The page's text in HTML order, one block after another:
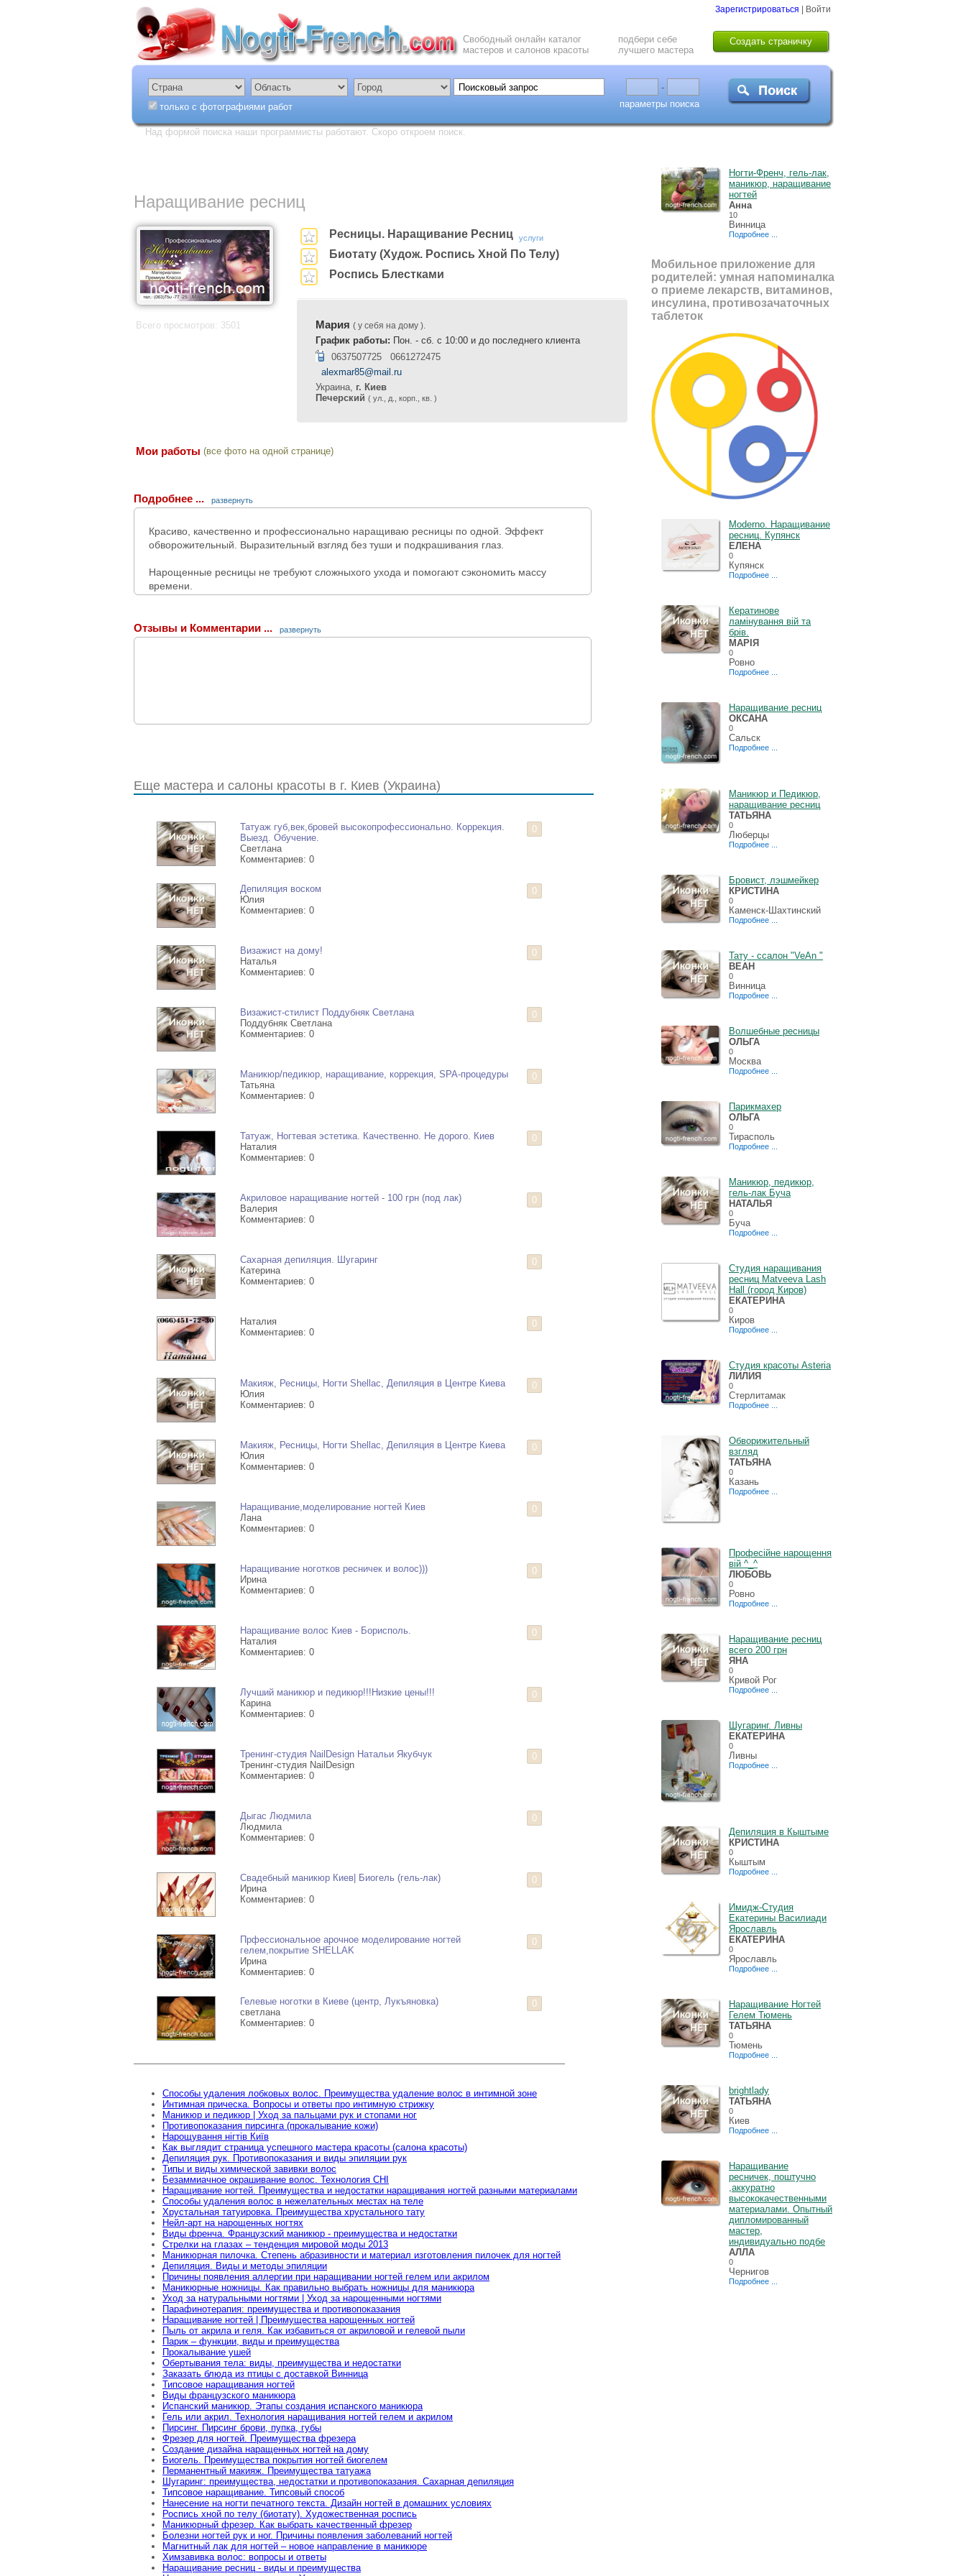
Зарегистрироваться Войти
Свободный онлайн каталог
мастеров и салонов красоты
подбери себе
лучшего мастера
Создать страничку
-
только с фотографиями работ
параметры поиска
Над формой поиска наши программисты работают. Скоро откроем поиск.
Наращивание ресниц
Всего просмотров: 3501
Ресницы. Наращивание Ресниц услуги
Биотату (худож. Роспись Хной По Телу)
Роспись Блестками
Мария ( у себя на дому ).
График работы: Пон. - сб. с 10:00 и до последнего клиента
0637507725 0661272475
alexmar85@mail.ru
Украина, г. Киев
Печерский ( ул., д., корп., кв. )
Мои работы (все фото на одной странице)
Подробнее ... развернуть
Красиво, качественно и профессионально наращиваю ресницы по одной. Эффект
обворожительный. Выразительный взгляд без туши и подкрашивания глаз.
Нарощенные ресницы не требуют сложныхого ухода и помогают сэкономить массу
времени.
В наличии любая длина( от 6 до 16 мм) , изгиб (от слегка до сильно подкрученных) и
Классические , практически неотличимые от натуральных технологии - "макияж без
Провожу обучение наращиванию ресниц (индивидуально - теория + практика)
Я помогу Вам выглядеть великолепно 24 часа в сутки.;)
-->
Отзывы и Комментарии ... развернуть
Еще мастера и салоны красоты в г. Киев (Украина)
Татуаж губ,век,бровей высокопрофессионально. Коррекция.
Выезд. Обучение.
Светлана
Комментариев: 0
0
Депиляция воском
Юлия
Комментариев: 0
0
Визажист на дому!
Наталья
Комментариев: 0
0
Визажист-стилист Поддубняк Светлана
Поддубняк Светлана
Комментариев: 0
0
Маникюр/педикюр, наращивание, коррекция, SPA-процедуры
Татьяна
Комментариев: 0
0
Татуаж, Ногтевая эстетика. Качественно. Не дорого. Киев
Наталия
Комментариев: 0
0
Акриловое наращивание ногтей - 100 грн (под лак)
Валерия
Комментариев: 0
0
Сахарная депиляция. Шугаринг
Катерина
Комментариев: 0
0
Наталия
Комментариев: 0
0
Макияж, Ресницы, Ногти Shellac, Депиляция в Центре Киева
Юлия
Комментариев: 0
0
Макияж, Ресницы, Ногти Shellac, Депиляция в Центре Киева
Юлия
Комментариев: 0
0
Наращивание,моделирование ногтей Киев
Лана
Комментариев: 0
0
Наращивание ноготков ресничек и волос)))
Ирина
Комментариев: 0
0
Наращивание волос Киев - Борисполь.
Наталия
Комментариев: 0
0
Лучший маникюр и педикюр!!!Низкие цены!!!
Карина
Комментариев: 0
0
Тренинг-студия NailDesign Натальи Якубчук
Тренинг-студия NailDesign
Комментариев: 0
0
Дыгас Людмила
Людмила
Комментариев: 0
0
Свадебный маникюр Киев| Биогель (гель-лак)
Ирина
Комментариев: 0
0
Прфессиональное арочное моделирование ногтей
гелем,покрытие SHELLAK
Ирина
Комментариев: 0
0
Гелевые ноготки в Киеве (центр, Лукъяновка)
светлана
Комментариев: 0
0
Способы удаления лобковых волос. Преимущества удаление волос в интимной зоне
Интимная прическа. Вопросы и ответы про интимную стрижку
Маникюр и педикюр | Уход за пальцами рук и стопами ног
Противопоказания пирсинга (прокалывание кожи)
Нарощування нігтів Київ
Как выглядит страница успешного мастера красоты (салона красоты)
Депиляция рук. Противопоказания и виды эпиляции рук
Типы и виды химической завивки волос
Безаммиачное окрашивание волос. Технология CHI
Наращивание ногтей. Преимущества и недостатки наращивания ногтей разными материалами
Способы удаления волос в нежелательных местах на теле
Хрустальная татуировка. Преимущества хрустального тату
Нейл-арт на нарощенных ногтях
Виды френча. Французский маникюр - преимущества и недостатки
Стрелки на глазах – тенденция мировой моды 2013
Маникюрная пилочка. Степень абразивности и материал изготовления пилочек для ногтей
Депиляция. Виды и методы эпиляции
Причины появления аллергии при наращивании ногтей гелем или акрилом
Маникюрные ножницы. Как правильно выбрать ножницы для маникюра
Уход за натуральными ногтями | Уход за нарощенными ногтями
Парафинотерапия: преимущества и противопоказания
Наращивание ногтей | Преимущества нарощенных ногтей
Пыль от акрила и геля. Как избавиться от акриловой и гелевой пыли
Парик – функции, виды и преимущества
Прокалывание ушей
Обертывания тела: виды, преимущества и недостатки
Заказать блюда из птицы с доставкой Винница
Типсовое наращивания ногтей
Виды французского маникюра
Испанский маникюр. Этапы создания испанского маникюра
Гель или акрил. Технология наращивания ногтей гелем и акрилом
Пирсинг. Пирсинг брови, пупка, губы
Фрезер для ногтей. Преимущества фрезера
Создание дизайна наращенных ногтей на дому
Биогель. Преимущества покрытия ногтей биогелем
Перманентный макияж. Преимущества татуажа
Шугаринг: преимущества, недостатки и противопоказания. Сахарная депиляция
Типсовое наращивание. Типсовый способ
Нанесение на ногти печатного текста. Дизайн ногтей в домашних условиях
Роспись хной по телу (биотату). Художественная роспись
Маникюрный фрезер. Как выбрать качественный фрезер
Болезни ногтей рук и ног. Причины появления заболеваний ногтей
Магнитный лак для ногтей – новое направление в маникюре
Химзавивка волос: вопросы и ответы
Наращивание ресниц - виды и преимущества
Ногти-Френч, гель-лак,
маникюр, наращивание
ногтей
Анна
10
Винница
Подробнее ...
Мобильное приложение для
родителей: умная напоминалка
о приеме лекарств, витаминов,
инсулина, противозачаточных
таблеток
Moderno. Наращивание
ресниц. Купянск
ЕЛЕНА
0
Купянск
Подробнее ...
Кератинове
ламінування вій та
брів.
МАРІЯ
0
Ровно
Подробнее ...
Наращивание ресниц
ОКСАНА
0
Сальск
Подробнее ...
Маникюр и Педикюр,
наращивание ресниц
ТАТЬЯНА
0
Люберцы
Подробнее ...
Бровист, лэшмейкер
КРИСТИНА
0
Каменск-Шахтинский
Подробнее ...
Тату - cсалон "VeAn "
ВЕАН
0
Винница
Подробнее ...
Волшебные ресницы
ОЛЬГА
0
Москва
Подробнее ...
Парикмахер
ОЛЬГА
0
Тирасполь
Подробнее ...
Маникюр, педикюр,
гель-лак Буча
НАТАЛЬЯ
0
Буча
Подробнее ...
Студия наращивания
ресниц Matveeva Lash
Hall (город Киров)
ЕКАТЕРИНА
0
Киров
Подробнее ...
Студия красоты Asteria
ЛИЛИЯ
0
Стерлитамак
Подробнее ...
Обворижительный
взгляд
ТАТЬЯНА
0
Казань
Подробнее ...
Професiйне нарощення
вiй ^_^
ЛЮБОВЬ
0
Ровно
Подробнее ...
Наращивание ресниц
всего 200 грн
ЯНА
0
Кривой Рог
Подробнее ...
Шугаринг. Ливны
ЕКАТЕРИНА
0
Ливны
Подробнее ...
Депиляция в Кыштыме
КРИСТИНА
0
Кыштым
Подробнее ...
Имидж-Студия
Екатерины Василиади
Ярославль
ЕКАТЕРИНА
0
Ярославль
Подробнее ...
Наращивание Ногтей
Гелем Тюмень
ТАТЬЯНА
0
Тюмень
Подробнее ...
brightlady
ТАТЬЯНА
0
Киев
Подробнее ...
Наращивание
ресничек, поштучно
,аккуратно
высококачественными
материалами. Опытный
дипломированный
мастер,
индивидуально подбе
АЛЛА
0
Чернигов
Подробнее ...